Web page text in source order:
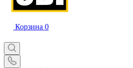
Корзина 0